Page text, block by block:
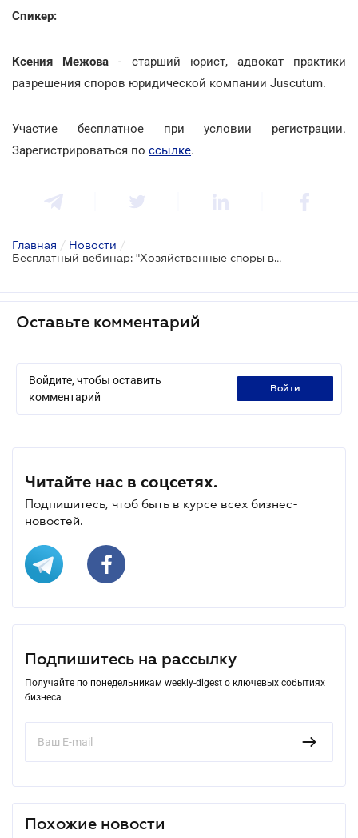
Спикер:
Ксения Межова - старший юрист, адвокат практики
разрешения споров юридической компании Juscutum.
Участие бесплатное при условии регистрации.
Зарегистрироваться по ссылке.
Главная / Новости /
Бесплатный вебинар: "Хозяйственные споры в 2026 году: какие ошибки бизнеса чаще всего приводят к судебным конфликтам"
Оставьте комментарий
Войдите, чтобы оставить
комментарий
войти
Читайте нас в соцсетях.
Подпишитесь, чтоб быть в курсе всех бизнес-
новостей.
Подпишитесь на рассылку
Получайте по понедельникам weekly-digest о ключевых событиях
бизнеса
Похожие новости